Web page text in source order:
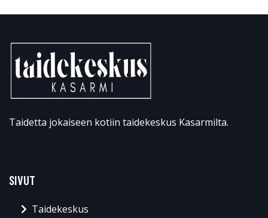
Taidetta jokaiseen kotiin taidekeskus Kasarmilta.
SIVUT
Taidekeskus